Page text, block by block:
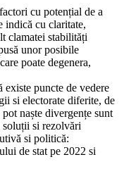
cu potențial de a
indică cu claritate,
clamatei stabilități
unor posibile
poate degenera,
existe puncte de vedere
si electorate diferite, de
naște divergențe sunt
si rezolvări
si politică:
de stat pe 2022 si